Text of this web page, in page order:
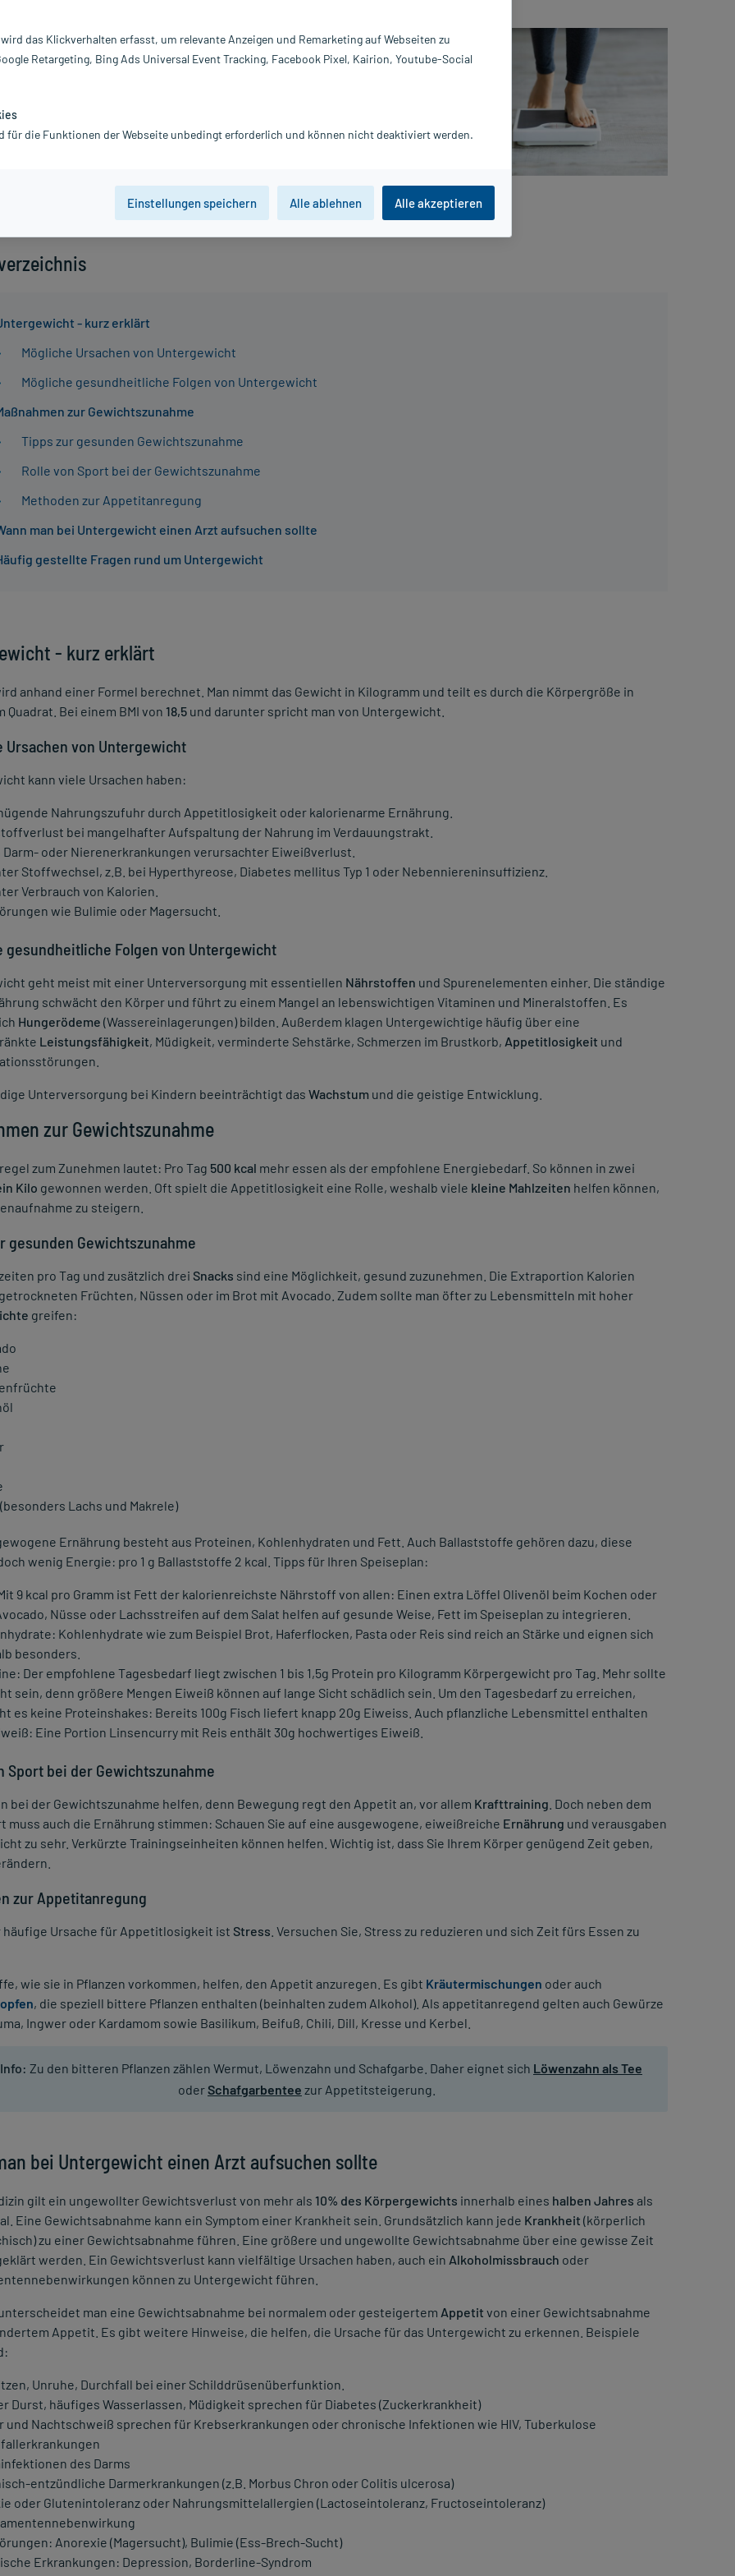
wird bei einem BMI von 18,5 oder darunter festgestellt. Es kann
haben, von unzureichender Ernährung bis hin zu Krankheiten,
Nährstoffmangel und Leistungsschwäche führen. Eine gesunde
Empfohlen werden drei Hauptmahlzeiten und drei Snacks mit
Lebensmitteln wie Avocados, Nüssen und gesunden Fetten.
- kurz erklärt
Mögliche Ursachen von Untergewicht
Mögliche gesundheitliche Folgen von Untergewicht
zur Gewichtszunahme
Tipps zur gesunden Gewichtszunahme
Rolle von Sport bei der Gewichtszunahme
Methoden zur Appetitanregung
man bei Untergewicht einen Arzt aufsuchen sollte
gestellte Fragen rund um Untergewicht
- kurz erklärt
anhand einer Formel berechnet. Man nimmt das Gewicht in Kilogramm und teilt es durch die Körpergröße in
Quadrat. Bei einem BMI von 18,5 und darunter spricht man von Untergewicht.
Ursachen von Untergewicht
kann viele Ursachen haben:
Nahrungszufuhr durch Appetitlosigkeit oder kalorienarme Ernährung.
bei mangelhafter Aufspaltung der Nahrung im Verdauungstrakt.
Darm- oder Nierenerkrankungen verursachter Eiweißverlust.
Stoffwechsel, z.B. bei Hyperthyreose, Diabetes mellitus Typ 1 oder Nebenniereninsuffizienz.
Verbrauch von Kalorien.
wie Bulimie oder Magersucht.
gesundheitliche Folgen von Untergewicht
geht meist mit einer Unterversorgung mit essentiellen Nährstoffen und Spurenelementen einher. Die ständige
schwächt den Körper und führt zu einem Mangel an lebenswichtigen Vitaminen und Mineralstoffen. Es
Hungerödeme (Wassereinlagerungen) bilden. Außerdem klagen Untergewichtige häufig über eine
Leistungsfähigkeit, Müdigkeit, verminderte Sehstärke, Schmerzen im Brustkorb, Appetitlosigkeit und
Unterversorgung bei Kindern beeinträchtigt das Wachstum und die geistige Entwicklung.
zur Gewichtszunahme
zum Zunehmen lautet: Pro Tag 500 kcal mehr essen als der empfohlene Energiebedarf. So können in zwei
Kilo gewonnen werden. Oft spielt die Appetitlosigkeit eine Rolle, weshalb viele kleine Mahlzeiten helfen können,
zu steigern.
gesunden Gewichtszunahme
pro Tag und zusätzlich drei Snacks sind eine Möglichkeit, gesund zuzunehmen. Die Extraportion Kalorien
Früchten, Nüssen oder im Brot mit Avocado. Zudem sollte man öfter zu Lebensmitteln mit hoher
greifen:
Lachs und Makrele)
Ernährung besteht aus Proteinen, Kohlenhydraten und Fett. Auch Ballaststoffe gehören dazu, diese
wenig Energie: pro 1 g Ballaststoffe 2 kcal. Tipps für Ihren Speiseplan:
9 kcal pro Gramm ist Fett der kalorienreichste Nährstoff von allen: Einen extra Löffel Olivenöl beim Kochen oder
Nüsse oder Lachsstreifen auf dem Salat helfen auf gesunde Weise, Fett im Speiseplan zu integrieren.
Kohlenhydrate wie zum Beispiel Brot, Haferflocken, Pasta oder Reis sind reich an Stärke und eignen sich
besonders.
Der empfohlene Tagesbedarf liegt zwischen 1 bis 1,5g Protein pro Kilogramm Körpergewicht pro Tag. Mehr sollte
sein, denn größere Mengen Eiweiß können auf lange Sicht schädlich sein. Um den Tagesbedarf zu erreichen,
es keine Proteinshakes: Bereits 100g Fisch liefert knapp 20g Eiweiss. Auch pflanzliche Lebensmittel enthalten
Eine Portion Linsencurry mit Reis enthält 30g hochwertiges Eiweiß.
Sport bei der Gewichtszunahme
bei der Gewichtszunahme helfen, denn Bewegung regt den Appetit an, vor allem Krafttraining . Doch neben dem
muss auch die Ernährung stimmen: Schauen Sie auf eine ausgewogene, eiweißreiche Ernährung und verausgaben
zu sehr. Verkürzte Trainingseinheiten können helfen. Wichtig ist, dass Sie Ihrem Körper genügend Zeit geben,
zur Appetitanregung
häufige Ursache für Appetitlosigkeit ist Stress . Versuchen Sie, Stress zu reduzieren und sich Zeit fürs Essen zu
wie sie in Pflanzen vorkommen, helfen, den Appetit anzuregen. Es gibt Kräutermischungen oder auch
, die speziell bittere Pflanzen enthalten (beinhalten zudem Alkohol). Als appetitanregend gelten auch Gewürze
Ingwer oder Kardamom sowie Basilikum, Beifuß, Chili, Dill, Kresse und Kerbel.
Info: Zu den bitteren Pflanzen zählen Wermut, Löwenzahn und Schafgarbe. Daher eignet sich Löwenzahn als Tee
oderSchafgarbentee zur Appetitsteigerung.
bei Untergewicht einen Arzt aufsuchen sollte
gilt ein ungewollter Gewichtsverlust von mehr als 10% des Körpergewichts innerhalb eines halben Jahres als
Eine Gewichtsabnahme kann ein Symptom einer Krankheit sein. Grundsätzlich kann jede Krankheit (körperlich
zu einer Gewichtsabnahme führen. Eine größere und ungewollte Gewichtsabnahme über eine gewisse Zeit
werden. Ein Gewichtsverlust kann vielfältige Ursachen haben, auch ein Alkoholmissbrauch oder
können zu Untergewicht führen.
man eine Gewichtsabnahme bei normalem oder gesteigertem Appetit von einer Gewichtsabnahme
Appetit. Es gibt weitere Hinweise, die helfen, die Ursache für das Untergewicht zu erkennen. Beispiele
Unruhe, Durchfall bei einer Schilddrüsenüberfunktion.
Durst, häufiges Wasserlassen, Müdigkeit sprechen für Diabetes (Zuckerkrankheit)
und Nachtschweiß sprechen für Krebserkrankungen oder chronische Infektionen wie HIV, Tuberkulose
des Darms
entzündliche Darmerkrankungen (z.B. Morbus Chron oder Colitis ulcerosa)
oder Glutenintoleranz oder Nahrungsmittelallergien (Lactoseintoleranz, Fructoseintoleranz)
Anorexie (Magersucht), Bulimie (Ess-Brech-Sucht)
Erkrankungen: Depression, Borderline-Syndrom
das Klickverhalten erfasst, um relevante Anzeigen und Remarketing auf Webseiten zu
Retargeting, Bing Ads Universal Event Tracking, Facebook Pixel, Kairion, Youtube-Social
für die Funktionen der Webseite unbedingt erforderlich und können nicht deaktiviert werden.
Einstellungen speichern Alle ablehnen Alle akzeptieren